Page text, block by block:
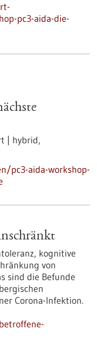
pc3-aida-die-
| hybrid,
pc3-aida-workshop-
kognitive
von
sind die Befunde
Corona-Infektion.